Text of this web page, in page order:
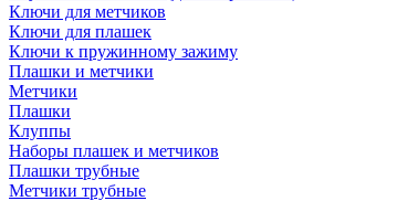
Ключи для метчиков
Ключи для плашек
Ключи к пружинному зажиму
Плашки и метчики
Метчики
Плашки
Клуппы
Наборы плашек и метчиков
Плашки трубные
Метчики трубные